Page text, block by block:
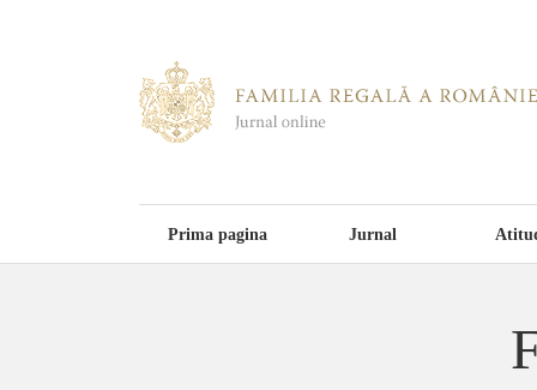
Prima pagina Jurnal